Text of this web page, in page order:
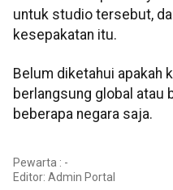
untuk studio tersebut,
kesepakatan itu.
Belum diketahui apakah
berlangsung global atau
beberapa negara saja.
Pewarta : -
Editor: Admin Portal